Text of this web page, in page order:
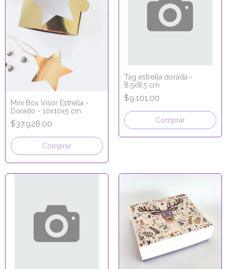
Mini Box Visor Estrella -
Dorado - 10x10x5 cm
$37.928,00
Comprar
Tag estrella dorada -
8,5x8,5 cm
$9.101,00
Comprar